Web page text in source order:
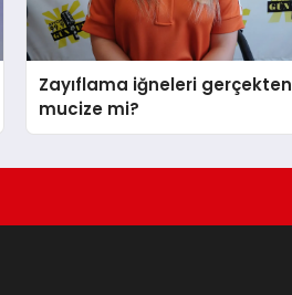
Zayıflama iğneleri gerçekten
mucize mi?